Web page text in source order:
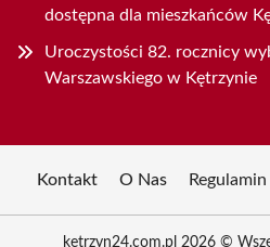
dostępna dla mieszkańców
Uroczystości 82. rocznicy
Warszawskiego w Kętrzynie
Kontakt O Nas Regulamin
ketrzyn24.com.pl 2026 ©